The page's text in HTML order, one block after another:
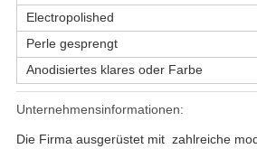
Electropolished
Perle gesprengt
Anodisiertes klares oder Farbe
Unternehmensinformationen:
Die Firma ausgerüstet mit zahlreiche